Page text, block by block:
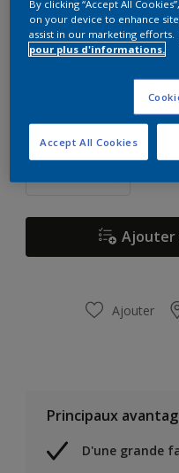
Format
Quantité
Ajouter
Ajouter
Principaux
D'une grande
By clicking “Accept All
on your device to enhance
assist in our marketing efforts.
pour plus d'informations.
Accept All Cookies